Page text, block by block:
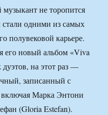
не торопится
одними из самых
полувековой карьере.
его новый альбом «Viva
на этот раз —
записанный с
Марка Энтони
(Gloria Estefan).